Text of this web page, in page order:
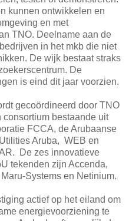
kunnen ontwikkelen en
en met
TNO. Deelname aan de
in het mkb die niet
De wijk bestaat straks
De
is eind dit jaar voorzien.
gecoördineerd door TNO
bestaande uit
FCCA, de Arubaanse
Aruba, WEB en
De zes innovatieve
tekenden zijn Accenda,
Systems en Netinium.
actief op het eiland om
energievoorziening te